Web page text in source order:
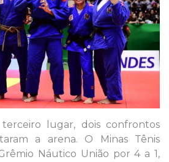
lugar, dois confrontos
a arena. O Minas Tênis
Náutico União por 4 a 1,